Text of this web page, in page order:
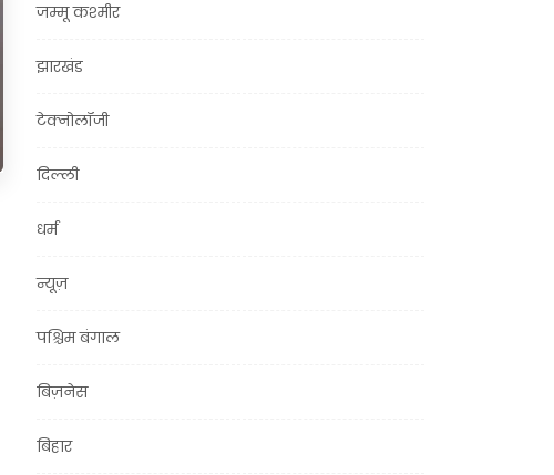
जम्मू कश्मीर
झारखंड
टेक्नोलॉजी
दिल्ली
धर्म
न्यूज़
पश्चिम बंगाल
बिज़नेस
बिहार